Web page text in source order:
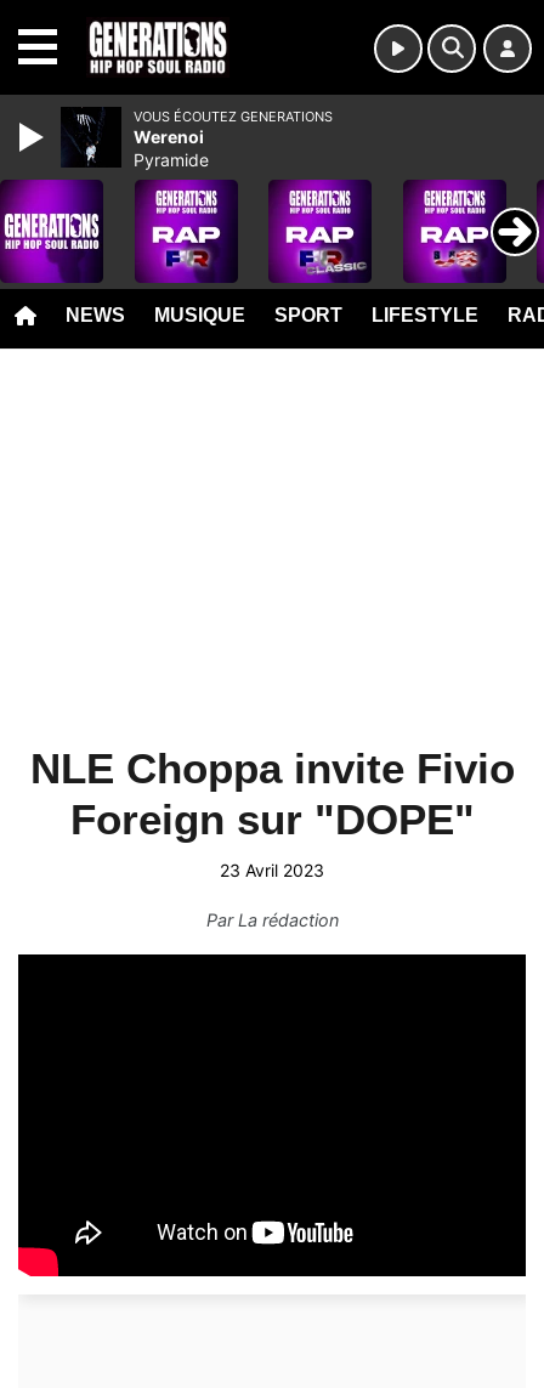
NEWS MUSIQUE SPORT LIFESTYLE
NLE Choppa invite Fivio
Foreign sur "DOPE"
23 Avril 2023
ParLa rédaction
VOUS ÉCOUTEZ GENERATIONS
Werenoi
Pyramide